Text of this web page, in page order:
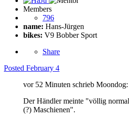
Members
796
name: Hans-Jürgen
bikes: V9 Bobber Sport
Share
Posted February 4
vor 52 Minuten schrieb Moondog:
Der Händler meinte "völlig
(?) Maschienen".